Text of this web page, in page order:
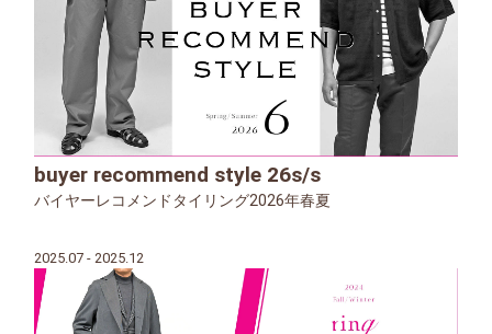
buyer recommend style 26s/s
バイヤーレコメンドタイリング2026年春夏
2025.07 - 2025.12